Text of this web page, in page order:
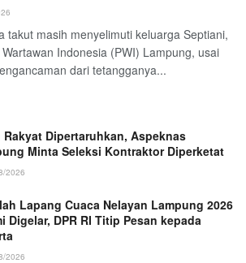
takut masih menyelimuti keluarga Septiani,
Indonesia (PWI) Lampung, usai
dari tetangganya...
Rakyat Dipertaruhkan, Aspeknas
Minta Seleksi Kontraktor Diperketat
2026
Lapang Cuaca Nelayan Lampung 2026
Digelar, DPR RI Titip Pesan kepada
2026